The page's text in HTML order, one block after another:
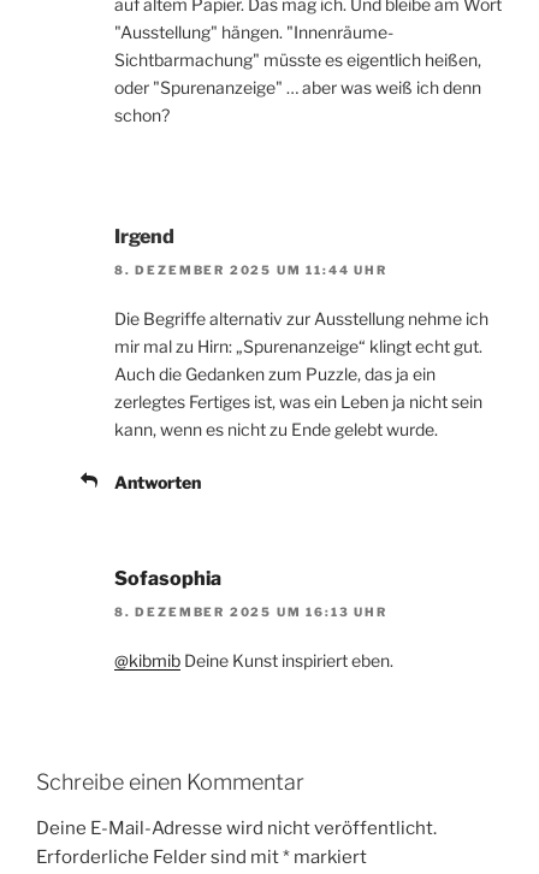
"Ausstellung" hängen. "Innenräume-
Sichtbarmachung" müsste es eigentlich heißen,
oder "Spurenanzeige" … aber was weiß ich denn
schon?
Irgend
8. DEZEMBER 2025 UM 11:44 UHR
Die Begriffe alternativ zur Ausstellung nehme ich
mir mal zu Hirn: „Spurenanzeige“ klingt echt gut.
Auch die Gedanken zum Puzzle, das ja ein
zerlegtes Fertiges ist, was ein Leben ja nicht sein
kann, wenn es nicht zu Ende gelebt wurde.
Antworten
Sofasophia
8. DEZEMBER 2025 UM 16:13 UHR
@kibmib Deine Kunst inspiriert eben.
Schreibe einen Kommentar
Deine E-Mail-Adresse wird nicht veröffentlicht.
Erforderliche Felder sind mit* markiert